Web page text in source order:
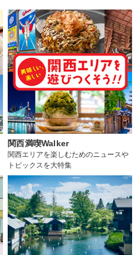
関西満喫Walker
関西エリアを楽しむためのニュースや
トピックスを大特集